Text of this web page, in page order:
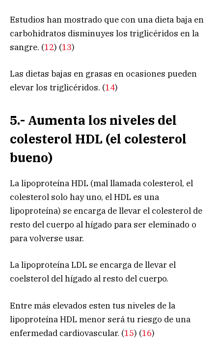
Estudios han mostrado que con una dieta baja en
carbohidratos disminuyes los triglicéridos en la
sangre. (12) (13)
Las dietas bajas en grasas en ocasiones pueden
elevar los triglicéridos. (14)
5.- Aumenta los niveles del
colesterol HDL (el colesterol
bueno)
La lipoproteína HDL (mal llamada colesterol, el
colesterol solo hay uno, el HDL es una
lipoproteína) se encarga de llevar el colesterol de
resto del cuerpo al hígado para ser eleminado o
para volverse usar.
La lipoproteína LDL se encarga de llevar el
coelsterol del hígado al resto del cuerpo.
Entre más elevados esten tus niveles de la
lipoproteína HDL menor será tu riesgo de una
enfermedad cardiovascular. (15) (16)